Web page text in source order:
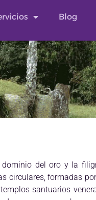
Blog
del oro y la
circulares, formadas
santuarios